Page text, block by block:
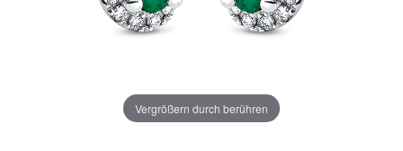
Vergrößern durch berühren